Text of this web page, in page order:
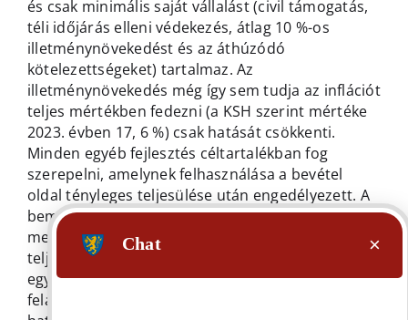
és csak minimális saját vállalást (civil támogatás,
téli időjárás elleni védekezés, átlag 10 %-os
illetménynövekedést és az áthúzódó
kötelezettségeket) tartalmaz. Az
illetménynövekedés még így sem tudja az inflációt
teljes mértékben fedezni (a KSH szerint mértéke
2023. évben 17, 6 %) csak hatását csökkenti.
Minden egyéb fejlesztés céltartalékban fog
szerepelni, amelynek felhasználása a bevétel
oldal tényleges teljesülése után engedélyezett. A
bemutatott táblák – lásd előterjesztés
mellékletében – alapján a költségvetés
teljesíthető, a költségvetés kiegyensúlyozott. Az
egyes kiadásokat a kötelezően teljesítendő
feladatok és az elnyert pályázatok megvalósítása